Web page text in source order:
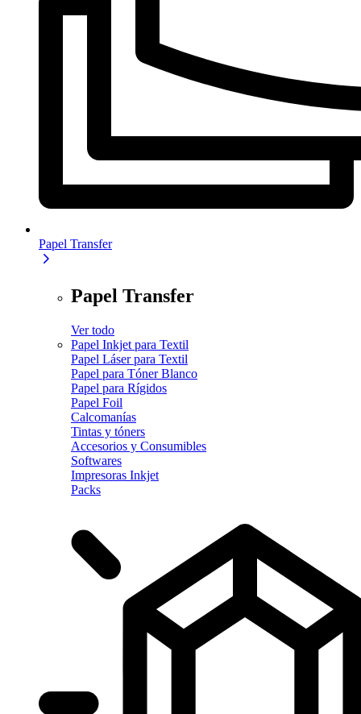
Papel Transfer
Papel Transfer
Ver todo
Papel Inkjet para Textil
Papel Láser para Textil
Papel para Tóner Blanco
Papel para Rígidos
Papel Foil
Calcomanías
Tintas y tóners
Accesorios y Consumibles
Softwares
Impresoras Inkjet
Packs